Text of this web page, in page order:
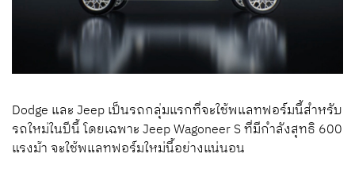
Dodge และJeepเป็นรถกลุ่มแรกที่จะใช้พแลทฟอร์มนี้สำหรับ
รถใหม่ในปีนี้ โดยเฉพาะJeep Wagoneer Sที่มีกำลังสุทธิ 600
แรงม้า จะใช้พแลทฟอร์มใหม่นี้อย่างแน่นอน